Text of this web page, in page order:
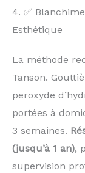
4. ✅
Esthétique
La méthode
Tanson.
peroxyde
portées à
3 semaines.
(jusqu’à 1 an),
supervision